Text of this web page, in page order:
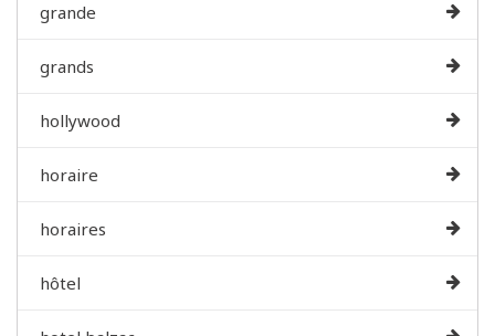
grande
grands
hollywood
horaire
horaires
hôtel